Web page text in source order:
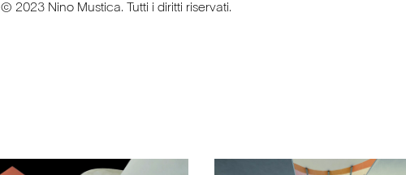
© 2023 Nino Mustica. Tutti i diritti riservati.